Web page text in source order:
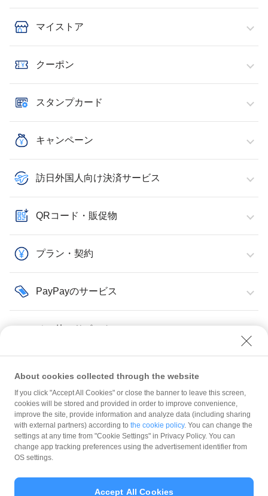
マイストア
クーポン
スタンプカード
キャンペーン
訪日外国人向け決済サービス
QRコード・販促物
プラン・契約
PayPayのサービス
その他・サポート
トラブル・よくあるお問い合わせ 訪日外国人向け決済サービス
規約
ガイドライン
About cookies collected through the website
If you click "Accept All Cookies" or close the banner to leave this screen,
cookies will be stored and provided in order to improve convenience,
improve the site, provide information and analyze data (including sharing
with external partners) according to the cookie policy. You can change the
settings at any time from "Cookie Settings" in Privacy Policy. You can
change app tracking preferences using the advertisement identifier from
OS settings.
Accept All Cookies